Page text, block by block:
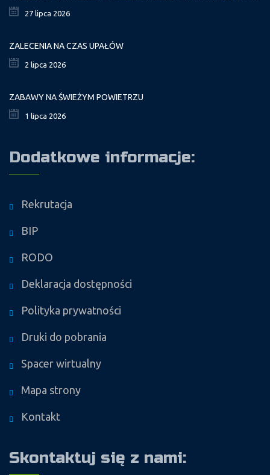
27 lipca 2026
ZALECENIA NA CZAS UPAŁÓW
2 lipca 2026
ZABAWY NA ŚWIEŻYM POWIETRZU
1 lipca 2026
Dodatkowe informacje:
Rekrutacja
BIP
RODO
Deklaracja dostępności
Polityka prywatności
Druki do pobrania
Spacer wirtualny
Mapa strony
Kontakt
Skontaktuj się z nami: